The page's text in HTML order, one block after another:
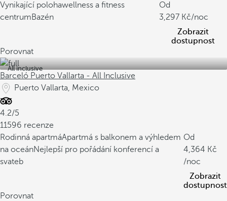
Vynikající polohawellness a fitness
centrumBazén
Od
3,297
/noc
Zobrazit
dostupnost
Porovnat
All inclusive
Barceló Puerto Vallarta - All Inclusive
Puerto Vallarta, Mexico
4.2/5
11596 recenze
Rodinná apartmáApartmá s balkonem a výhledem
na oceánNejlepší pro pořádání konferencí a
svateb
Od
4,364
/noc
Zobrazit
dostupnost
Porovnat